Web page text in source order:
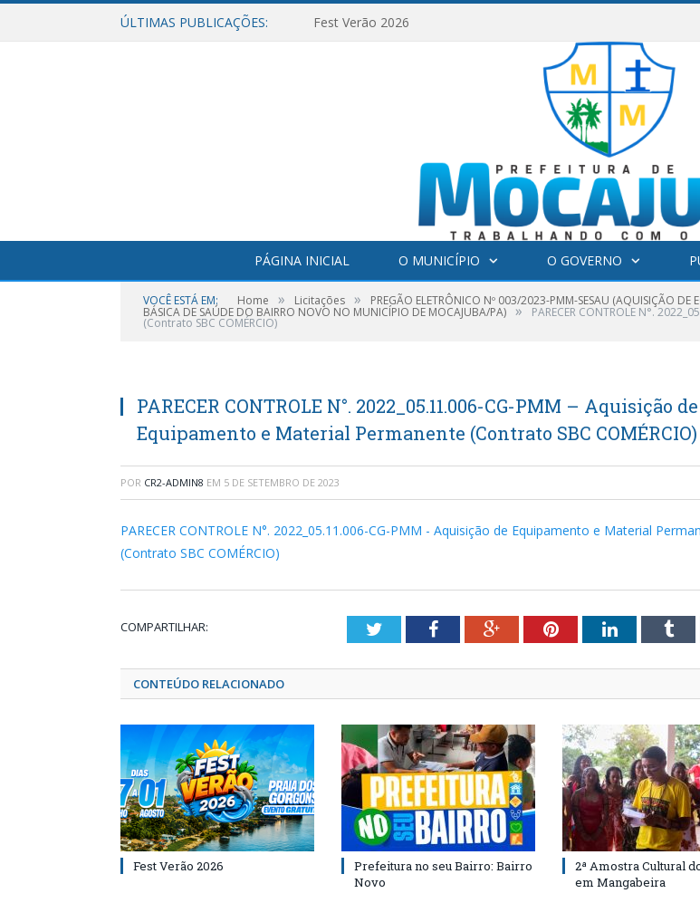
ÚLTIMAS PUBLICAÇÕES: Fest Verão 2026
PÁGINA INICIAL O MUNICÍPIO O GOVERNO
VOCÊ ESTÁ EM: Home » Licitações » PREGÃO ELETRÔNICO Nº 003/2023-PMM-SESAU (AQUISIÇÃO DE
BÁSICA DE SAÚDE DO BAIRRO NOVO NO MUNICÍPIO DE MOCAJUBA/PA) » PARECER CONTROLE N°.
(Contrato SBC COMÉRCIO)
PARECER CONTROLE N°. 2022_05.11.006-CG-PMM – Aquisição de
Equipamento e Material Permanente (Contrato SBC COMÉRCIO)
POR CR2-ADMIN8 EM 5 DE SETEMBRO DE 2023
PARECER CONTROLE N°. 2022_05.11.006-CG-PMM - Aquisição de Equipamento e Material
(Contrato SBC COMÉRCIO)
COMPARTILHAR: TwitterFacebookGoogle+PinterestLinkedIn
CONTEÚDO RELACIONADO
Fest Verão 2026
Prefeitura no seu Bairro: Bairro
Novo
2ª Amostra Cultural
em Mangabeira